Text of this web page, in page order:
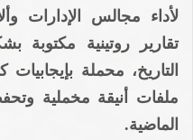
لأداء مجالس الإدارات
تقارير روتينية مكتوبة
التاريخ، محملة
ملفات أنيقة مخملية
الماضية.